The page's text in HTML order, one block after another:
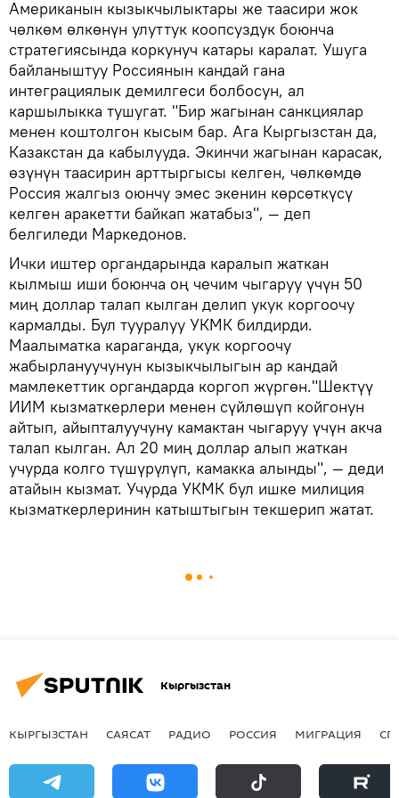
Американын кызыкчылыктары же таасири жок
чөлкөм өлкөнүн улуттук коопсуздук боюнча
стратегиясында коркунуч катары каралат. Ушуга
байланыштуу Россиянын кандай гана
интеграциялык демилгеси болбосун, ал
каршылыкка тушугат. "Бир жагынан санкциялар
менен коштолгон кысым бар. Ага Кыргызстан да,
Казакстан да кабылууда. Экинчи жагынан карасак,
өзүнүн таасирин арттыргысы келген, чөлкөмдө
Россия жалгыз оюнчу эмес экенин көрсөткүсү
келген аракетти байкап жатабыз", — деп
белгиледи Маркедонов.
Ички иштер органдарында каралып жаткан
кылмыш иши боюнча оң чечим чыгаруу үчүн 50
миң доллар талап кылган делип укук коргоочу
кармалды. Бул тууралуу УКМК билдирди.
Маалыматка караганда, укук коргоочу
жабырлануучунун кызыкчылыгын ар кандай
мамлекеттик органдарда коргоп жүргөн."Шектүү
ИИМ кызматкерлери менен сүйлөшүп койгонун
айтып, айыпталуучуну камактан чыгаруу үчүн акча
талап кылган. Ал 20 миң доллар алып жаткан
учурда колго түшүрүлүп, камакка алынды", — деди
атайын кызмат. Учурда УКМК бул ишке милиция
кызматкерлеринин катыштыгын текшерип жатат.
Кыргызстан
КЫРГЫЗСТАН САЯСАТ РАДИО РОССИЯ МИГРАЦИЯ